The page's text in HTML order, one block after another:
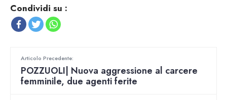
Condividi su :
Articolo Precedente:
POZZUOLI| Nuova aggressione al carcere
femminile, due agenti ferite